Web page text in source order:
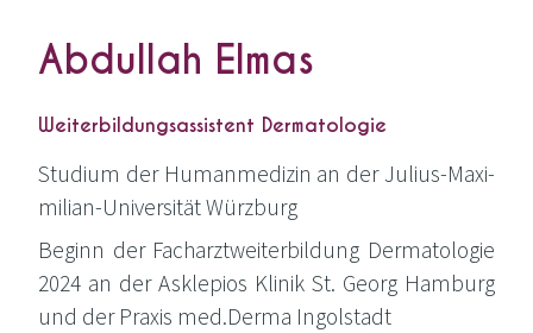
Abdullah Elmas
Weiterbildungsassistent Dermatologie
Stu­di­um der Human­me­di­zin an der Juli­us-Maxi­
mi­li­an-Uni­ver­si­tät Würzburg
Beginn der Fach­arzt­wei­ter­bil­dung Der­ma­to­lo­gie
2024 an der Askle­pi­os Kli­nik St. Georg Ham­burg
und der Pra­xis med.Derma Ingolstadt